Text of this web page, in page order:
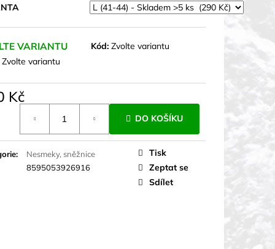
VARIANTU Kód: Zvolte variantu
Zvolte variantu
Kč
DO KOŠÍKU
:
Nesmeky, sněžnice
8595053926916
Tisk
Zeptat se
Sdílet